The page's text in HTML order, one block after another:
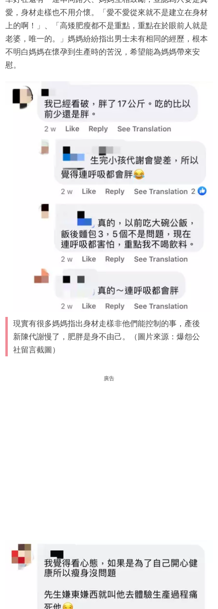
愛，身材走樣也不用介懷。「愛不愛從來就不是建立在身材
上的啊！」、「高矮肥瘦都不是重點，重點在於眼前人就是
老婆，唯一的。」媽媽紛紛指出男士未有相同的經歷，根本
不明白媽媽在懷孕到生產時的苦況，希望能為媽媽帶來安
慰。
現實有很多媽媽指出身材走樣非他們能控制的事，產後
新陳代謝慢了，肥胖是身不由己。（圖片來源：爆怨公
社留言截圖）
廣告